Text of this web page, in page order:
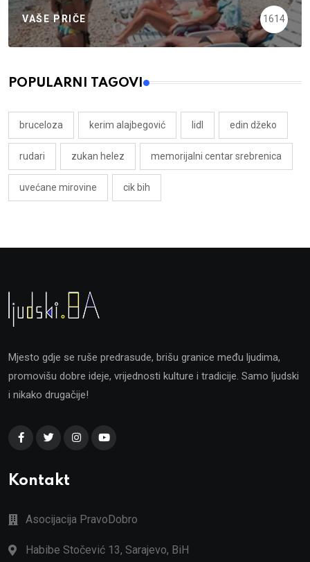
VAŠE PRIČE 1614
POPULARNI TAGOVI
bruceloza kerim alajbegović lidl edin džeko
rudari zukan helez memorijalni centar srebrenica
uvećane mirovine cik bih
Mjesto gdje se ruše predrasude, brišu granice među ljudima,
promovišu dobre ideje, vrijednosti kulture i tradicije. Samo ljudski
i nikako drugačije!
Kontakt
Asocijacija PravoDobro
Habibe Stočević 13, Sarajevo, BiH